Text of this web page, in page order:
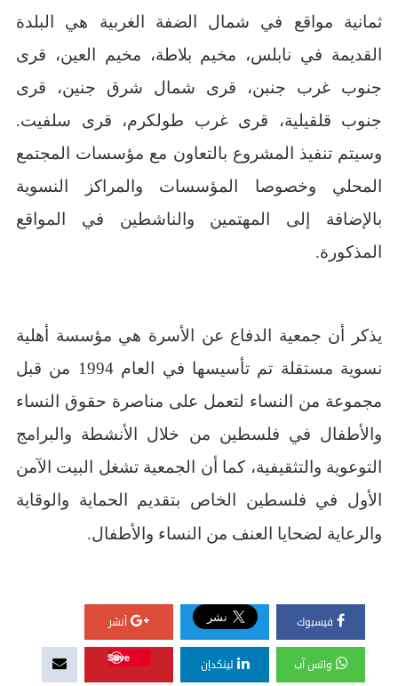
ثمانية مواقع في شمال الضفة الغربية هي البلدة
القديمة في نابلس، مخيم بلاطة، مخيم العين، قرى
جنوب غرب جنبن، قرى شمال شرق جنين، قرى
جنوب قلقيلية، قرى غرب طولكرم، قرى سلفيت.
وسيتم تنفيذ المشروع بالتعاون مع مؤسسات المجتمع
المحلي وخصوصا المؤسسات والمراكز النسوية
بالإضافة إلى المهتمين والناشطين في المواقع
المذكورة.
يذكر أن جمعية الدفاع عن الأسرة هي مؤسسة أهلية
نسوية مستقلة تم تأسيسها في العام 1994 من قبل
مجموعة من النساء لتعمل على مناصرة حقوق النساء
والأطفال في فلسطين من خلال الأنشطة والبرامج
التوعوية والتثقيفية، كما أن الجمعية تشغل البيت الآمن
الأول في فلسطين الخاص بتقديم الحماية والوقاية
والرعاية لضحايا العنف من النساء والأطفال.
فيسبوك أنشر
واتس آب لينكدإن
Save